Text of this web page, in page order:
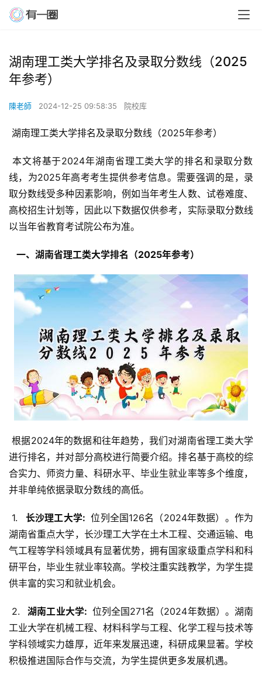
湖南理工类大学排名及录取分数线（2025
年参考）
陳老師 2024-12-25 09:58:35 院校库
湖南理工类大学排名及录取分数线（2025年参考）
线，为2025年高考考生提供参考信息。需要强调的是，录
取分数线受多种因素影响，例如当年考生人数、试卷难度、
高校招生计划等，因此以下数据仅供参考，实际录取分数线
以当年省教育考试院公布为准。
  一、湖南省理工类大学排名（2025年参考）
根据2024年的数据和往年趋势，我们对湖南省理工类大学
进行排名，并对部分高校进行简要介绍。排名基于高校的综
合实力、师资力量、科研水平、毕业生就业率等多个维度，
并非单纯依据录取分数线的高低。
1.
  长沙理工大学:
位列全国126名（2024年数据）。作为
湖南省重点大学，长沙理工大学在土木工程、交通运输、电
气工程等学科领域具有显著优势，拥有国家级重点学科和科
研平台，毕业生就业率较高。学校注重实践教学，为学生提
供丰富的实习和就业机会。
2.
  湖南工业大学:
位列全国271名（2024年数据）。湖南
工业大学在机械工程、材料科学与工程、化学工程与技术等
学科领域实力雄厚，近年来发展迅速，科研成果显著。学校
积极推进国际合作与交流，为学生提供更多发展机遇。